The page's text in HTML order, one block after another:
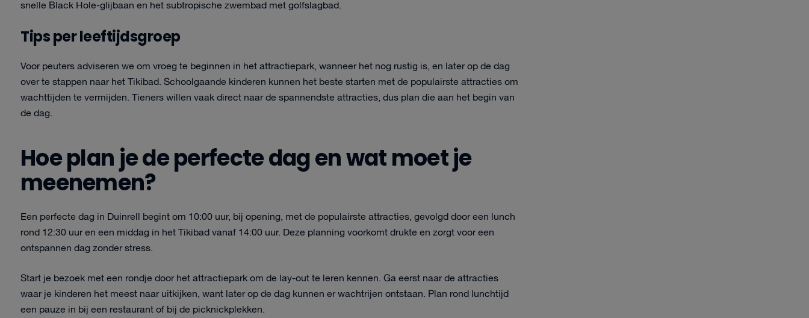
snelle Black Hole-glijbaan en het subtropische zwembad met golfslagbad.
Tips per leeftijdsgroep
Voor peuters adviseren we om vroeg te beginnen in het attractiepark, wanneer het nog rustig is, en later op de dag
over te stappen naar het Tikibad. Schoolgaande kinderen kunnen het beste starten met de populairste attracties om
wachttijden te vermijden. Tieners willen vaak direct naar de spannendste attracties, dus plan die aan het begin van
de dag.
Hoe plan je de perfecte dag en wat moet je
meenemen?
Een perfecte dag in Duinrell begint om 10:00 uur, bij opening, met de populairste attracties, gevolgd door een lunch
rond 12:30 uur en een middag in het Tikibad vanaf 14:00 uur. Deze planning voorkomt drukte en zorgt voor een
ontspannen dag zonder stress.
Start je bezoek met een rondje door het attractiepark om de lay-out te leren kennen. Ga eerst naar de attracties
waar je kinderen het meest naar uitkijken, want later op de dag kunnen er wachtrijen ontstaan. Plan rond lunchtijd
een pauze in bij een restaurant of bij de picknickplekken.